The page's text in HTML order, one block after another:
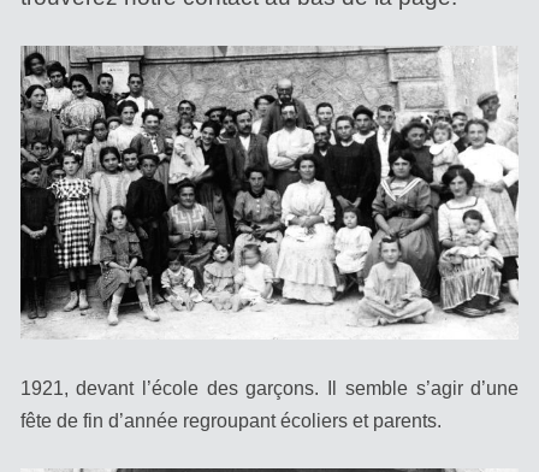
1921, devant l’école des garçons. Il semble s’agir d’une
fête de fin d’année regroupant écoliers et parents.